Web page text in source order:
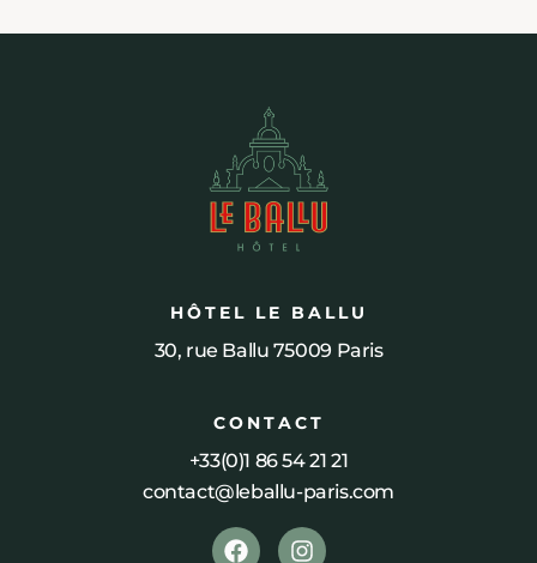
HÔTEL LE BALLU
30, rue Ballu 75009 Paris
CONTACT
+33(0)1 86 54 21 21
contact@leballu-paris.com